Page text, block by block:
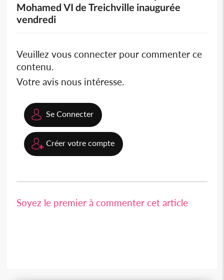
Mohamed VI de Treichville inaugurée
vendredi
Veuillez vous connecter pour commenter ce
contenu.
Votre avis nous intéresse.
Se Connecter
Créer votre compte
Soyez le premier à commenter cet article